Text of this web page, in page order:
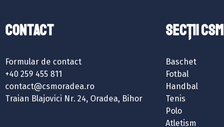
Contact
Formular de contact
+40 259 455 811
contact@csmoradea.ro
Traian Blajovici Nr. 24, Oradea, Bihor
SECȚII CSM
Baschet
Fotbal
Handbal
Tenis
Polo
Atletism